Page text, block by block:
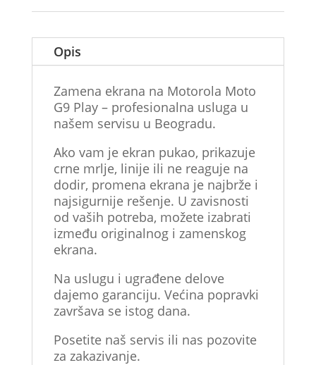
Opis
Zamena ekrana na Motorola Moto
G9 Play – profesionalna usluga u
našem servisu u Beogradu.
Ako vam je ekran pukao, prikazuje
crne mrlje, linije ili ne reaguje na
dodir, promena ekrana je najbrže i
najsigurnije rešenje. U zavisnosti
od vaših potreba, možete izabrati
između originalnog i zamenskog
ekrana.
Na uslugu i ugrađene delove
dajemo garanciju. Većina popravki
završava se istog dana.
Posetite naš servis ili nas pozovite
za zakazivanje.